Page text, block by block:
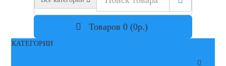
Товаров 0 (0р.)
КАТЕГОРИИ